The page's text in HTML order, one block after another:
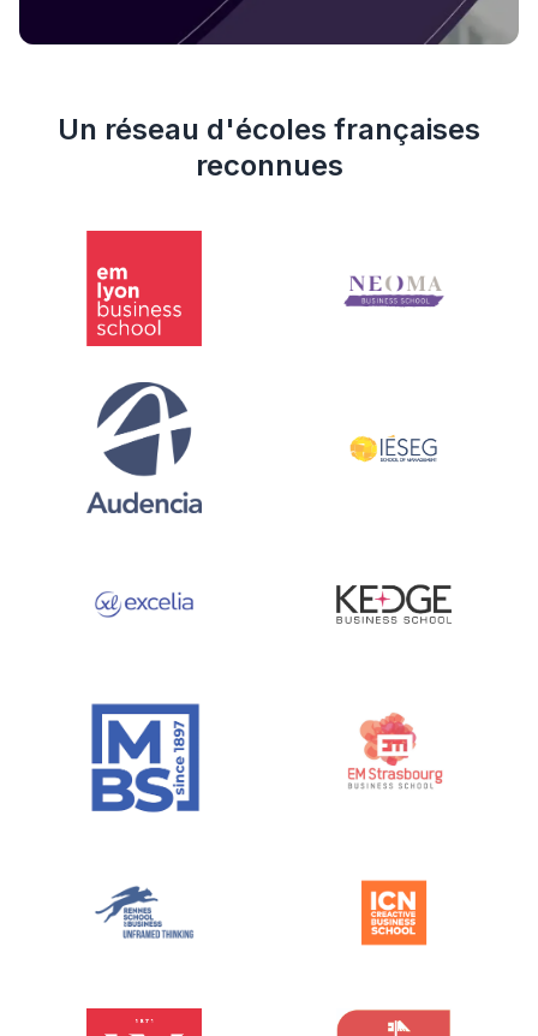
Un réseau d'écoles françaises
reconnues